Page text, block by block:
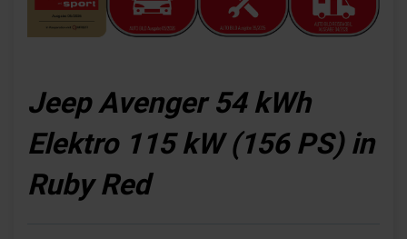
Jeep Avenger 54 kWh
Elektro 115 kW (156 PS) in
Ruby Red